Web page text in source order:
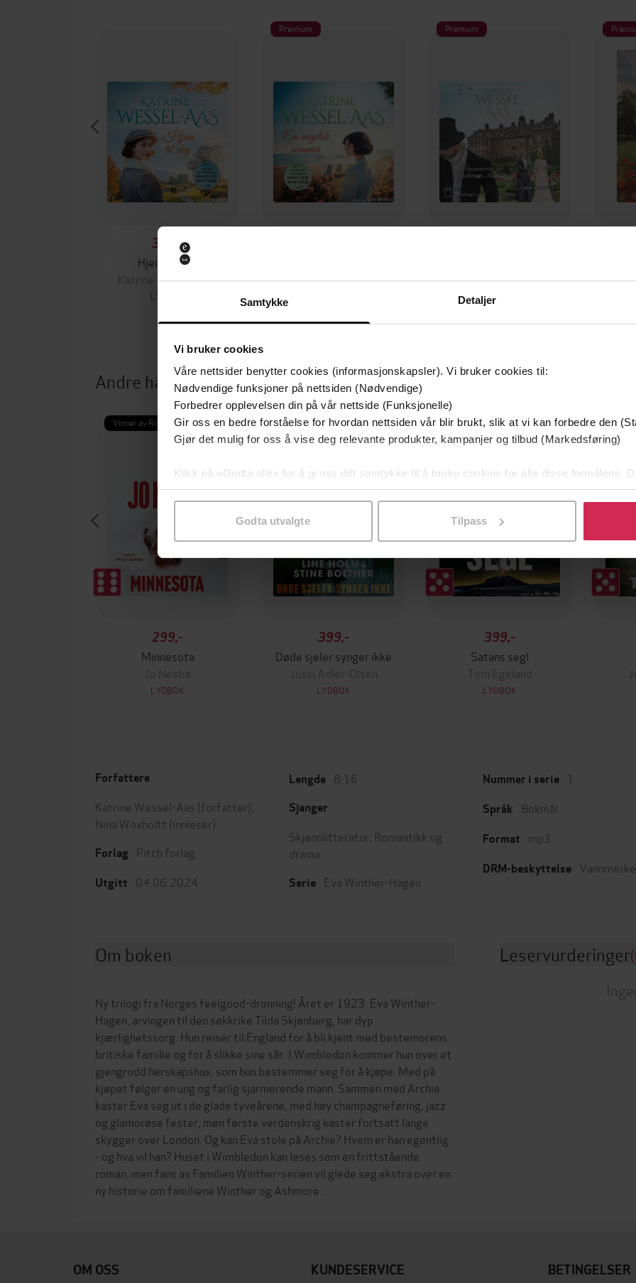
Samtykke Detaljer
Vi bruker cookies
Våre nettsider benytter cookies (informasjonskapsler). Vi bruker cookies til:
Nødvendige funksjoner på nettsiden (Nødvendige)
Forbedrer opplevelsen din på vår nettside (Funksjonelle)
Gir oss en bedre forståelse for hvordan nettsiden vår blir brukt, slik at vi kan forbedre den
Gjør det mulig for oss å vise deg relevante produkter, kampanjer og tilbud (Markedsføring)
Klikk på «Godta alle» for å gi oss ditt samtykke til å bruke cookies for alle disse formålene.
samtykke til spesifikke formål ved å klikke på «Tilpass». Du kan når som helst trekke
Godta utvalgte Tilpass
349,-
Hjem til deg
Katrine Wessel-Aas
LYDBOK
Premium
Katrine Wessel-Aas
Premium
Katrine Wessel-Aas
LYDBOK
Andre har også kjøpt
Vinner av Rivertonprisen
299,-
Minnesota
Jo Nesbø
LYDBOK
Første gang på tilbud
399,-
Døde sjeler synger ikke
Jussi Adler-Olsen
LYDBOK
399,-
Satans segl
Tom Egeland
LYDBOK
Forfattere
Katrine Wessel-Aas (forfatter),
Nina Woxholtt (innleser)
Forlag Pitch forlag
Utgitt 04.06.2024
Lengde 8:16
Sjanger
Skjønnlitteratur Romantikk og
drama
Serie Eva Winther-Hagen
Nummer i serie 1
Språk Bokmål
Format mp3
DRM-beskyttelse
Om boken
Ny trilogi fra Norges feelgood-dronning! Året er 1923. Eva Winther-
Hagen, arvingen til den søkkrike Tilda Skjønberg, har dyp
kjærlighetssorg. Hun reiser til England for å bli kjent med bestemorens
britiske familie og for å slikke sine sår. I Wimbledon kommer hun over et
gjengrodd herskapshus, som hun bestemmer seg for å kjøpe. Med på
kjøpet følger en ung og farlig sjarmerende mann. Sammen med Archie
kaster Eva seg ut i de glade tyveårene, med høy champagneføring, jazz
og glamorøse fester, men første verdenskrig kaster fortsatt lange
skygger over London. Og kan Eva stole på Archie? Hvem er han egentlig
- og hva vil han? Huset i Wimbledon kan leses som en frittstående
roman, men fans av Familien Winther-serien vil glede seg ekstra over en
Leservurderinger
OM OSS KUNDESERVICE BETINGELSER